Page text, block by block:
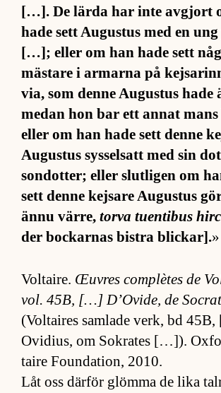
[…]. De lärda har inte av­gjort
hade sett Au­gus­tus med en
[…]; el­ler om han hade sett
mäs­tare i ar­marna på
via, som denne Au­gus­tus hade
me­dan hon bar ett an­nat
el­ler om han hade sett denne
Au­gus­tus sys­sel­satt med sin
son­dot­ter; el­ler slut­li­gen om
sett denne kej­sare Au­gus­tus
ännu vär­re, torva tu­en­ti­bus
der bock­ar­nas bistra blick­ar].»
Vol­tai­re. Œuv­res com­plè­tes de
vol. 45B, […] D’O­vi­de, de
(Vol­tai­res sam­lade verk, bd
Ovi­di­us, om So­kra­tes […]).
taire Foun­da­tion, 2010.
Låt oss där­för glömma de lika